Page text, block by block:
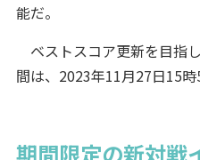
能だ。
ベストスコア更新を目指
間は、2023年11月27日15時
期間限定の新対戦